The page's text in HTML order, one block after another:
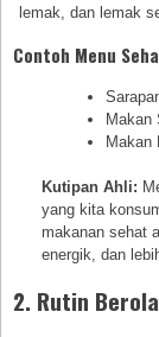
lemak, dan lemak
Contoh Menu
Makan
Makan
Kutipan Ahli:
yang kita
makanan sehat
energik, dan
2. Rutin